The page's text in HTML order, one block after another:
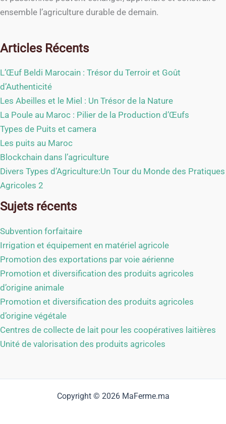
ensemble l’agriculture durable de demain.
Articles Récents
L’Œuf Beldi Marocain : Trésor du Terroir et Goût
d’Authenticité
Les Abeilles et le Miel : Un Trésor de la Nature
La Poule au Maroc : Pilier de la Production d’Œufs
Types de Puits et camera
Les puits au Maroc
Blockchain dans l’agriculture
Divers Types d’Agriculture:Un Tour du Monde des Pratiques
Agricoles 2
Sujets récents
Subvention forfaitaire
Irrigation et équipement en matériel agricole
Promotion des exportations par voie aérienne
Promotion et diversification des produits agricoles
d’origine animale
Promotion et diversification des produits agricoles
d’origine végétale
Centres de collecte de lait pour les coopératives laitières
Unité de valorisation des produits agricoles
Copyright © 2026 MaFerme.ma